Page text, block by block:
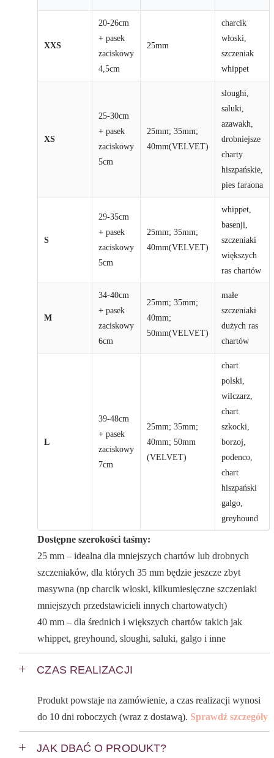
XXS
20-26cm
+ pasek
zaciskowy
4,5cm
25mm
charcik
włoski,
szczeniak
whippet
XS
25-30cm
+ pasek
zaciskowy
5cm
25mm; 35mm;
40mm(VELVET)
sloughi,
saluki,
azawakh,
drobniejsze
charty
hiszpańskie,
pies faraona
S
29-35cm
+ pasek
zaciskowy
5cm
25mm; 35mm;
40mm(VELVET)
whippet,
basenji,
szczeniaki
większych
ras chartów
M
34-40cm
+ pasek
zaciskowy
6cm
25mm; 35mm;
40mm;
50mm(VELVET)
małe
szczeniaki
dużych ras
chartów
L
39-48cm
+ pasek
zaciskowy
7cm
25mm; 35mm;
40mm; 50mm
(VELVET)
chart
polski,
wilczarz,
chart
szkocki,
borzoj,
podenco,
chart
hiszpański
galgo,
greyhound
Dostępne szerokości taśmy:
25 mm – idealna dla mniejszych chartów lub drobnych
szczeniaków, dla których 35 mm będzie jeszcze zbyt
masywna (np charcik włoski, kilkumiesięczne szczeniaki
mniejszych przedstawicieli innych chartowatych)
40 mm – dla średnich i większych chartów takich jak
whippet, greyhound, sloughi, saluki, galgo i inne
CZAS REALIZACJI
Produkt powstaje na zamówienie, a czas realizacji wynosi
do 10 dni roboczych (wraz z dostawą). Sprawdź szczegóły
JAK DBAĆ O PRODUKT?